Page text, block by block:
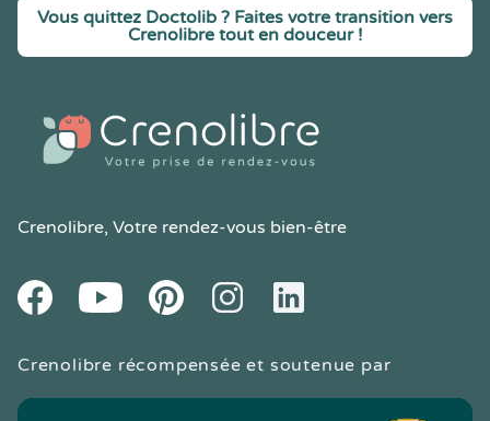
Vous quittez Doctolib ? Faites votre transition vers
Crenolibre tout en douceur !
Crenolibre, Votre rendez-vous bien-être
FacebookYoutube PinteresetInstagramLinkedIn
Crenolibre récompensée et soutenue par